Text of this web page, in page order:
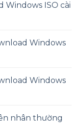
Windows ISO cài
Windows
Windows
nhân thường